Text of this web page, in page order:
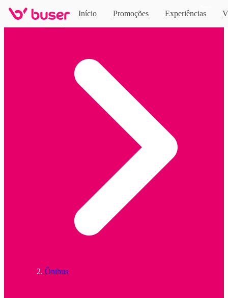
Início Promoções Experiências
Ônibus